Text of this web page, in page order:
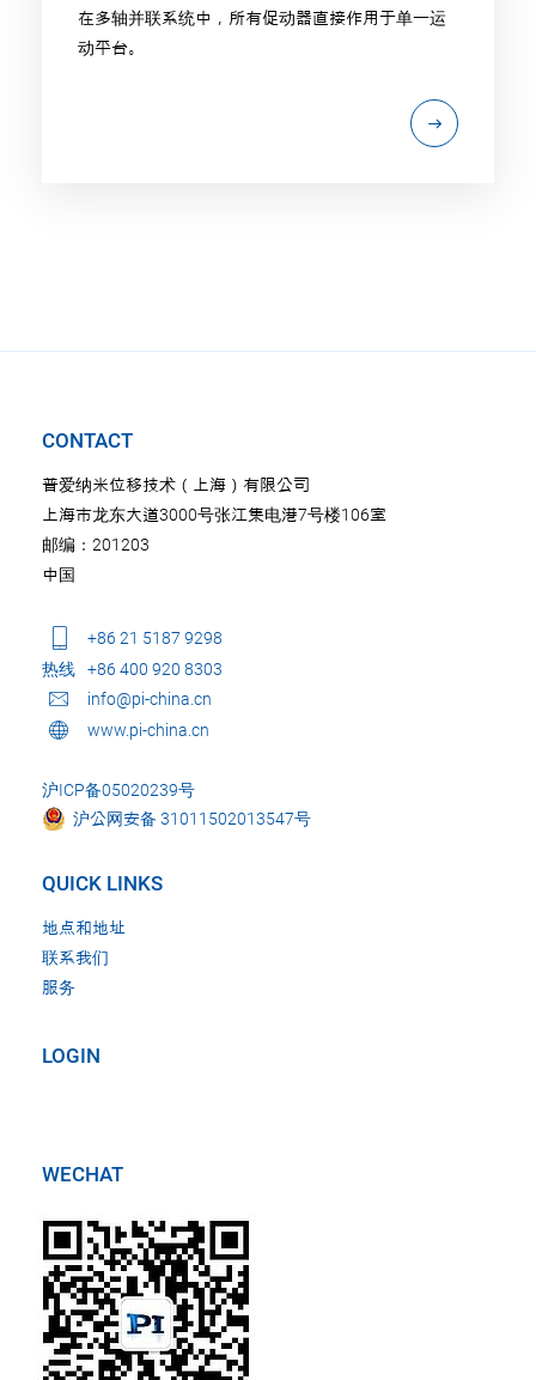
在多轴并联系统中，所有促动器直接作用于单一运
动平台。
CONTACT
普爱纳米位移技术（上海）有限公司
上海市龙东大道3000号张江集电港7号楼106室
邮编：201203
中国
+86 21 5187 9298
热线
+86 400 920 8303
info@pi-china.cn
www.pi-china.cn
沪ICP备05020239号
沪公网安备 31011502013547号
QUICK LINKS
地点和地址
联系我们
服务
LOGIN
WECHAT